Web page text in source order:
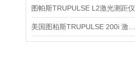
图帕斯TRUPULSE L2激光测距仪